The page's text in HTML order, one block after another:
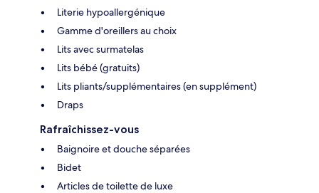
Literie hypoallergénique
Gamme d'oreillers au choix
Lits avec surmatelas
Lits bébé (gratuits)
Lits pliants/supplémentaires (en supplément)
Draps
Rafraîchissez-vous
Baignoire et douche séparées
Bidet
Articles de toilette de luxe